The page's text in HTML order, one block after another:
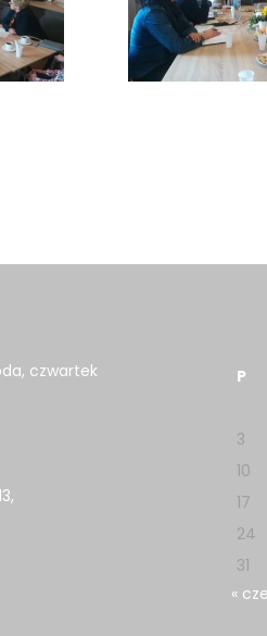
czwartek
P
3
10
17
24
31
« cze